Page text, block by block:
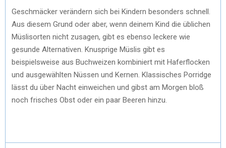
Geschmäcker verändern sich bei Kindern besonders schnell.
Aus diesem Grund oder aber, wenn deinem Kind die üblichen
Müslisorten nicht zusagen, gibt es ebenso leckere wie
gesunde Alternativen. Knusprige Müslis gibt es
beispielsweise aus Buchweizen kombiniert mit Haferflocken
und ausgewählten Nüssen und Kernen. Klassisches Porridge
lässt du über Nacht einweichen und gibst am Morgen bloß
noch frisches Obst oder ein paar Beeren hinzu.